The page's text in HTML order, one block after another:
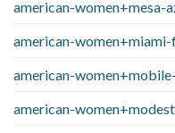
american-women+mesa-
american-
american-
american-